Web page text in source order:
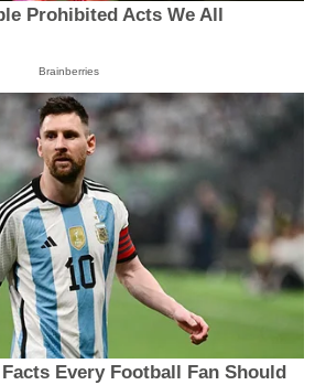
Prohibited Acts We All
Brainberries
Every Football Fan Should